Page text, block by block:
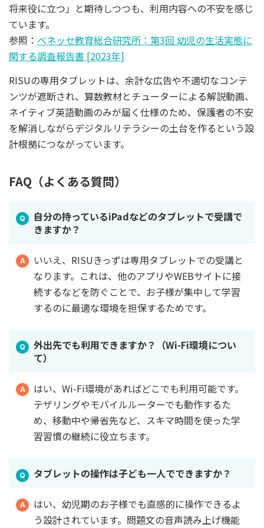
将来役に立つ」と期待しつつも、利用内容への不安を感じ
ています。
参照： ベネッセ教育総合研究所：第3回 幼児の生活実態に
関する調査報告書 [2023年]
RISUの専用タブレットは、余計な広告や不適切なコンテ
ンツが遮断され、算数教材とチューターによる解説動画、
ネイティブ英語動画のみが届く仕様のため、保護者の不安
を解消しながらデジタルリテラシーの土台を作るという設
計根拠につながっています。
FAQ（よくある質問）
自分の持っているiPadなどのタブレットで受講で
きますか？
いいえ、RISUきっずは専用タブレットでの受講と
なります。これは、他のアプリやWEBサイトに接
続するなどを防ぐことで、お子様が集中して学習
するのに最適な環境を担保するためです。
外出先でも利用できますか？（Wi-Fi環境につい
て）
はい、Wi-Fi環境があればどこでも利用可能です。
テザリングやモバイルルーターでも動作するた
め、移動中や帰省先など、スキマ時間を使った学
習習慣の継続に役立ちます。
タブレットの操作は子ども一人でできますか？
はい、幼児期のお子様でも直感的に操作できるよ
う設計されています。問題文の音声読み上げ機能